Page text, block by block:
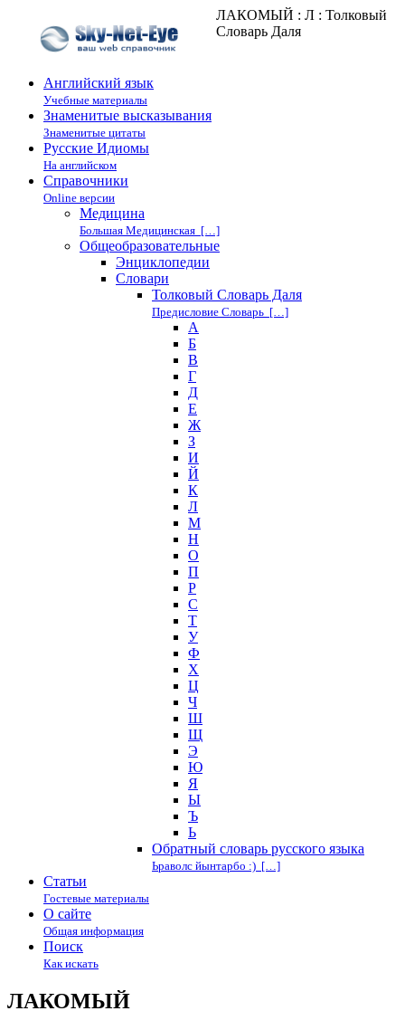
ЛАКОМЫЙ : Л : Толковый
Словарь Даля
Английский язык
Учебные материалы
Знаменитые высказывания
Знаменитые цитаты
Русские Идиомы
На английском
Справочники
Online версии
Медицина
Большая Медицинская […]
Общеобразовательные
Энциклопедии
Cловари
Толковый Словарь Даля
Предисловие Словарь […]
А
Б
В
Г
Д
Е
Ж
З
И
Й
К
Л
М
Н
О
П
Р
С
Т
У
Ф
Х
Ц
Ч
Ш
Щ
Э
Ю
Я
Ы
Ъ
Ь
Обратный словарь русского языка
Ьраволс йынтарбо :) […]
Статьи
Гостевые материалы
О сайте
Общая информация
Поиск
Как искать
ЛАКОМЫЙ